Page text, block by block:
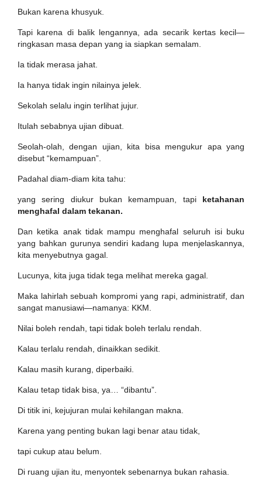
Bukan karena khusyuk.
Tapi karena di balik lengannya, ada secarik kertas kecil—
ringkasan masa depan yang ia siapkan semalam.
Ia tidak merasa jahat.
Ia hanya tidak ingin nilainya jelek.
Sekolah selalu ingin terlihat jujur.
Itulah sebabnya ujian dibuat.
Seolah-olah, dengan ujian, kita bisa mengukur apa yang
disebut “kemampuan”.
Padahal diam-diam kita tahu:
yang sering diukur bukan kemampuan, tapi ketahanan
menghafal dalam tekanan.
Dan ketika anak tidak mampu menghafal seluruh isi buku
yang bahkan gurunya sendiri kadang lupa menjelaskannya,
kita menyebutnya gagal.
Lucunya, kita juga tidak tega melihat mereka gagal.
Maka lahirlah sebuah kompromi yang rapi, administratif, dan
sangat manusiawi—namanya: KKM.
Nilai boleh rendah, tapi tidak boleh terlalu rendah.
Kalau terlalu rendah, dinaikkan sedikit.
Kalau masih kurang, diperbaiki.
Kalau tetap tidak bisa, ya… “dibantu”.
Di titik ini, kejujuran mulai kehilangan makna.
Karena yang penting bukan lagi benar atau tidak,
tapi cukup atau belum.
Di ruang ujian itu, menyontek sebenarnya bukan rahasia.